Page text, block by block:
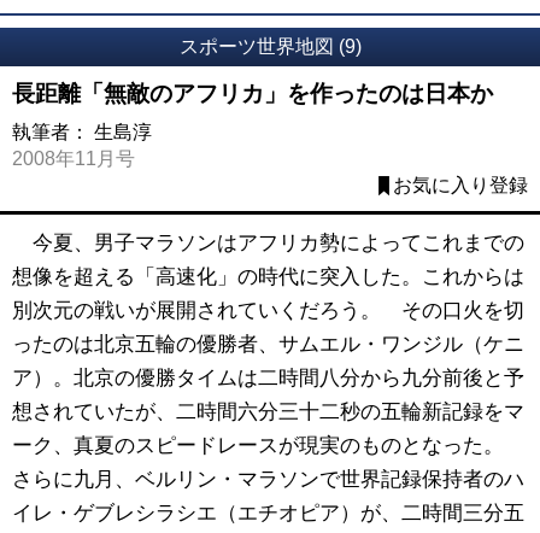
スポーツ世界地図 (9)
長距離「無敵のアフリカ」を作ったのは日本か
執筆者： 生島淳
2008年11月号
お気に入り登録
今夏、男子マラソンはアフリカ勢によってこれまでの
想像を超える「高速化」の時代に突入した。これからは
別次元の戦いが展開されていくだろう。 その口火を切
ったのは北京五輪の優勝者、サムエル・ワンジル（ケニ
ア）。北京の優勝タイムは二時間八分から九分前後と予
想されていたが、二時間六分三十二秒の五輪新記録をマ
ーク、真夏のスピードレースが現実のものとなった。
さらに九月、ベルリン・マラソンで世界記録保持者のハ
イレ・ゲブレシラシエ（エチオピア）が、二時間三分五